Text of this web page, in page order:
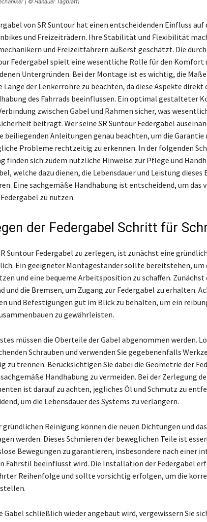
| © Hanauer Tagblatt)
von SR Suntour hat einen entscheidenden Einfluss
und Freizeiträdern. Ihre Stabilität und Flexibilität
und Freizeitfahrern äußerst geschätzt. Die
Federgabel spielt eine wesentliche Rolle für den
Untergründen. Bei der Montage ist es wichtig, die
Länge der Lenkerrohre zu beachten, da diese Aspekte direkt
des Fahrrads beeinflussen. Ein optimal gestalteter
zwischen Gabel und Rahmen sicher, was
beiträgt. Wer seine SR Suntour Federgabel
beiliegenden Anleitungen genau beachten, um die
Probleme rechtzeitig zu erkennen. In der folgenden
finden sich zudem nützliche Hinweise zur Pflege und
welche dazu dienen, die Lebensdauer und Leistung dieses
Eine sachgemäße Handhabung ist entscheidend, um das
zu nutzen.
der Federgabel Schritt für
Suntour Federgabel zu zerlegen, ist zunächst eine
Ein geeigneter Montageständer sollte bereitstehen, um
und eine bequeme Arbeitsposition zu schaffen. Zunächst
und die Bremsen, um Zugang zur Federgabel zu erhalten.
und Befestigungen gut im Blick zu behalten, um ein
zu gewährleisten.
müssen die Oberteile der Gabel abgenommen werden.
Schrauben und verwenden Sie gegebenenfalls
zu trennen. Berücksichtigen Sie dabei die Geometrie der
Handhabung zu vermeiden. Bei der Zerlegung
ist darauf zu achten, jegliches Öl und Schmutz zu
um die Lebensdauer des Systems zu verlängern.
gründlichen Reinigung können die neuen Dichtungen und
werden. Dieses Schmieren der beweglichen Teile ist
Bewegungen zu garantieren, insbesondere nach einer
Fahrstil beeinflusst wird. Die Installation der Federgabel
Reihenfolge und sollte vorsichtig erfolgen, um die
Gabel schließlich wieder angebaut wird, vergewissern Sie